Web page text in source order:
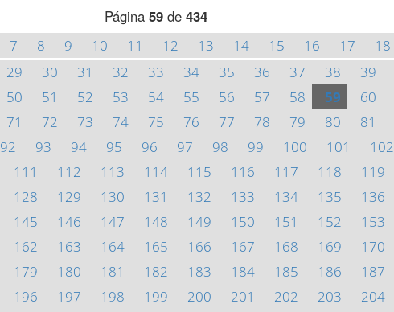
Página 59 de 434
7 8 9 10 11 12 13 14 15 16 17 18
29 30 31 32 33 34 35 36 37 38 39
50 51 52 53 54 55 56 57 58 59 60
71 72 73 74 75 76 77 78 79 80 81
92 93 94 95 96 97 98 99 100 101 102
111 112 113 114 115 116 117 118 119
128 129 130 131 132 133 134 135 136
145 146 147 148 149 150 151 152 153
162 163 164 165 166 167 168 169 170
179 180 181 182 183 184 185 186 187
196 197 198 199 200 201 202 203 204